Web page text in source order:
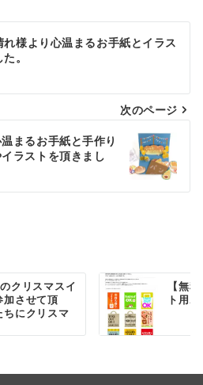
れ様より心温まるお手紙とイラス
。
次のページ
まるお手紙と手作り
ラストを頂きまし
クリスマスイ
加させて頂
ちにクリスマ
【無
ト用